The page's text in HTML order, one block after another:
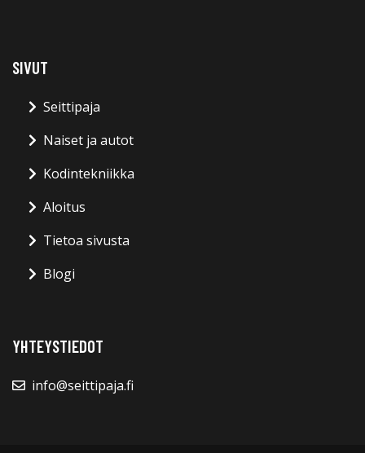
SIVUT
Seittipaja
Naiset ja autot
Kodintekniikka
Aloitus
Tietoa sivusta
Blogi
YHTEYSTIEDOT
info@seittipaja.fi